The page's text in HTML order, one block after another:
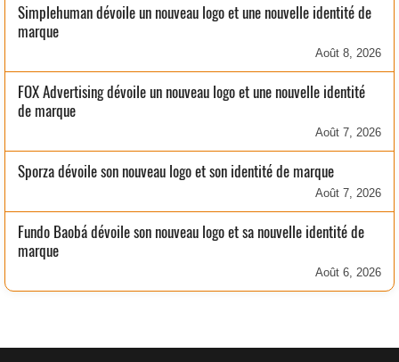
Simplehuman dévoile un nouveau logo et une nouvelle identité de
marque
Août 8, 2026
FOX Advertising dévoile un nouveau logo et une nouvelle identité
de marque
Août 7, 2026
Sporza dévoile son nouveau logo et son identité de marque
Août 7, 2026
Fundo Baobá dévoile son nouveau logo et sa nouvelle identité de
marque
Août 6, 2026